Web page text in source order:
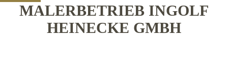
MALERBETRIEB INGOLF
HEINECKE GMBH